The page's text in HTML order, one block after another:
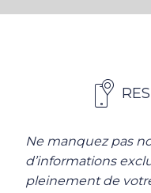
Ne manquez pas
d’informations
pleinement de